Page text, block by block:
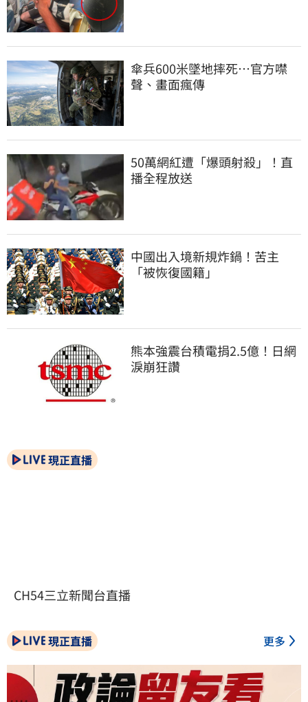
傘兵600米墜地摔死…官方噤
聲、畫面瘋傳
50萬網紅遭「爆頭射殺」！直
播全程放送
中國出入境新規炸鍋！苦主
「被恢復國籍」
熊本強震台積電捐2.5億！日網
淚崩狂讚
現正直播
CH54三立新聞台直播
現正直播 更多